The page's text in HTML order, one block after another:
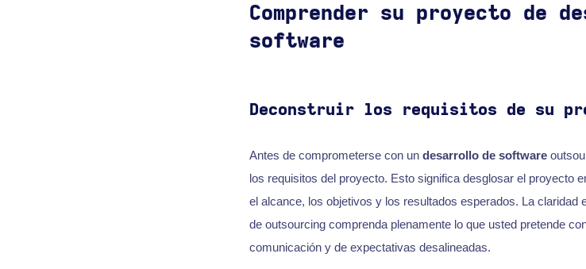
Comprender su proyecto de
software
Deconstruir los requisitos de su
Antes de comprometerse con un desarrollo de software
los requisitos del proyecto. Esto significa desglosar el proyecto
el alcance, los objetivos y los resultados esperados. La claridad
de outsourcing comprenda plenamente lo que usted pretende
comunicación y de expectativas desalineadas.